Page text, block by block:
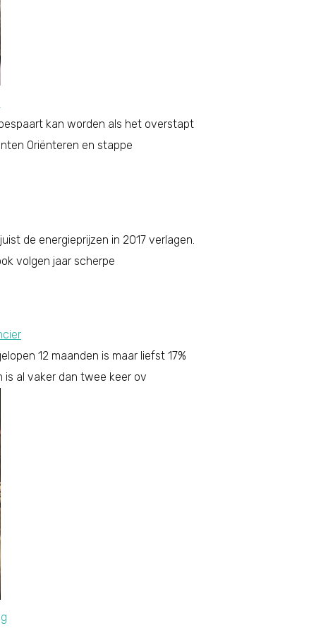
kan worden als het overstapt
Oriënteren en stappe
de energieprijzen in 2017 verlagen.
volgen jaar scherpe
12 maanden is maar liefst 17%
al vaker dan twee keer ov